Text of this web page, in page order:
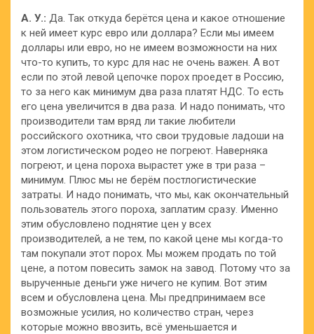
А. У.: Да. Так откуда берётся цена и какое отношение
к ней имеет курс евро или доллара? Если мы имеем
доллары или евро, но не имеем возможности на них
что-то купить, то курс для нас не очень важен. А вот
если по этой левой цепочке порох проедет в Россию,
то за него как минимум два раза платят НДС. То есть
его цена увеличится в два раза. И надо понимать, что
производители там вряд ли такие любители
российского охотника, что свои трудовые ладоши на
этом логистическом родео не погреют. Наверняка
погреют, и цена пороха вырастет уже в три раза –
минимум. Плюс мы не берём постлогистические
затраты. И надо понимать, что мы, как окончательный
пользователь этого пороха, заплатим сразу. Именно
этим обусловлено поднятие цен у всех
производителей, а не тем, по какой цене мы когда-то
там покупали этот порох. Мы можем продать по той
цене, а потом повесить замок на завод. Потому что за
вырученные деньги уже ничего не купим. Вот этим
всем и обусловлена цена. Мы предпринимаем все
возможные усилия, но количество стран, через
которые можно ввозить, всё уменьшается и